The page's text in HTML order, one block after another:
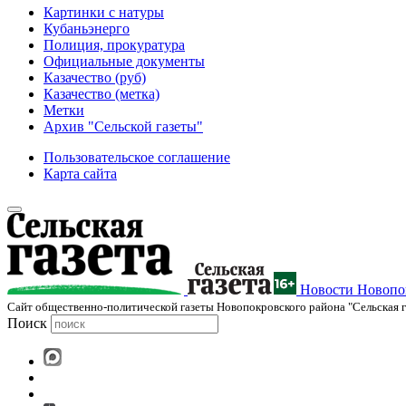
Картинки с натуры
Кубаньэнерго
Полиция, прокуратура
Официальные документы
Казачество (руб)
Казачество (метка)
Метки
Архив "Сельской газеты"
Пользовательское соглашение
Карта сайта
Новости
Cайт общественно-политической газеты Новопокровского района "Сельская
Поиск